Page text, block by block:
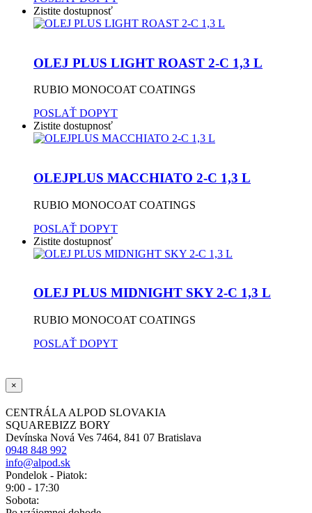
Zistite dostupnosť
OLEJ PLUS LIGHT ROAST 2-C 1,3 L
RUBIO MONOCOAT COATINGS
POSLAŤ DOPYT
Zistite dostupnosť
OLEJPLUS MACCHIATO 2-C 1,3 L
RUBIO MONOCOAT COATINGS
POSLAŤ DOPYT
Zistite dostupnosť
OLEJ PLUS MIDNIGHT SKY 2-C 1,3 L
RUBIO MONOCOAT COATINGS
POSLAŤ DOPYT
×
CENTRÁLA ALPOD SLOVAKIA
SQUAREBIZZ BORY
Devínska Nová Ves 7464, 841 07 Bratislava
0948 848 992
info@alpod.sk
Pondelok - Piatok:
9:00 - 17:30
Sobota: